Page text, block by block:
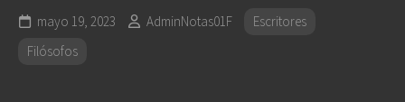
mayo 19, 2023 AdminNotas01F
Escritores
Filósofos